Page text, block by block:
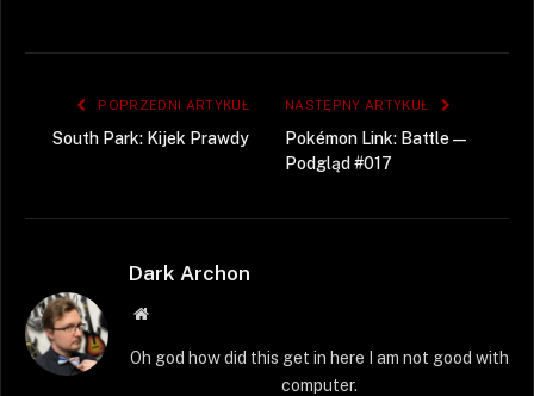
POPRZEDNI ARTYKUŁ
South Park: Kijek Prawdy
NASTĘPNY ARTYKUŁ
Pokémon Link: Battle —
Podgląd #017
Dark Archon
Strona
Oh god how did this get in here I am not good with
computer.